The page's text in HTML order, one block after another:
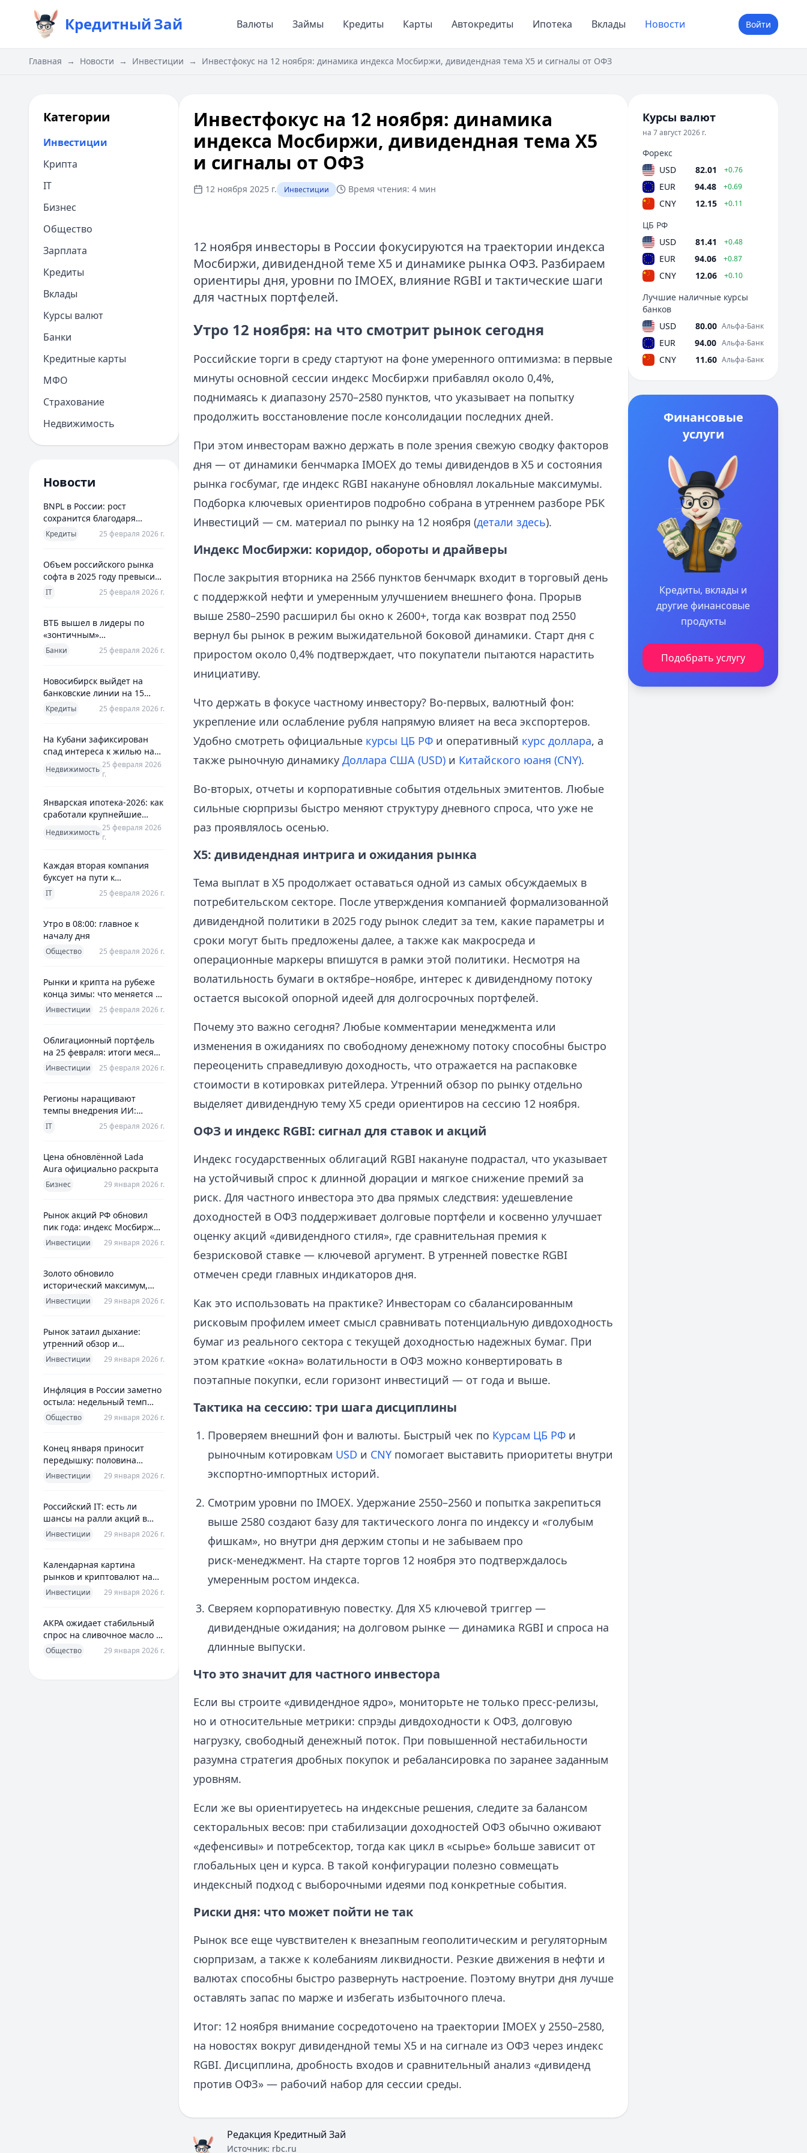
КредитныйЗай Валюты Займы Кредиты Карты Автокредиты Ипотека Вклады Новости Войти
Главная → Новости → Инвестиции → Инвестфокус на 12 ноября: динамика индекса Мосбиржи, дивидендная тема X5 и сигналы от ОФЗ
Категории
Инвестиции
Крипта
IT
Бизнес
Общество
Зарплата
Кредиты
Вклады
Курсы валют
Банки
Кредитные карты
МФО
Страхование
Недвижимость
Новости
BNPL в России: рост
сохранится благодаря
новым сценариям
использования
Кредиты 25 февраля 2026 г.
Объем российского рынка
софта в 2025 году превысил
800 млрд рублей
IT 25 февраля 2026 г.
ВТБ вышел в лидеры по
«зонтичным»
поручительствам для МСП
Банки 25 февраля 2026 г.
Новосибирск выйдет на
банковские линии на 15
млрд рублей для закрытия
дефицита
Кредиты 25 февраля 2026 г.
На Кубани зафиксирован
спад интереса к жилью на
Недвижимость 25 февраля 2026
г.
Январская ипотека-2026: как
сработали крупнейшие
банки и что это значит для
заемщиков
Недвижимость 25 февраля 2026
г.
Каждая вторая компания
буксует на пути к
полноценной ERP
IT 25 февраля 2026 г.
Утро в 08:00: главное к
началу дня
Общество 25 февраля 2026 г.
Рынки и крипта на рубеже
конца зимы: что меняется к
25 февраля 2026
Инвестиции 25 февраля 2026 г.
Облигационный портфель
на 25 февраля: итоги месяца
и планы на март
Инвестиции 25 февраля 2026 г.
Регионы наращивают
темпы внедрения ИИ:
главное из отраслевого
IT 25 февраля 2026 г.
Цена обновлённой Lada
Aura официально раскрыта
Бизнес 29 января 2026 г.
Рынок акций РФ обновил
пик года: индекс Мосбиржи
на новом максимуме 2026-го
Инвестиции 29 января 2026 г.
Золото обновило
исторический максимум,
превысив планку в $5600 за
Инвестиции 29 января 2026 г.
Рынок затаил дыхание:
утренний обзор и
ориентиры для инвесторов
Инвестиции 29 января 2026 г.
Инфляция в России заметно
остыла: недельный темп
упал более чем вдвое
Общество 29 января 2026 г.
Конец января приносит
передышку: половина
годовой цели ЦБ «сделана»
Инвестиции 29 января 2026 г.
Российский IT: есть ли
шансы на ралли акций в
2026 без опоры на ИИ
Инвестиции 29 января 2026 г.
Календарная картина
рынков и криптовалют на
четверг, 29 января 2026
Инвестиции 29 января 2026 г.
АКРА ожидает стабильный
спрос на сливочное масло в
2026 году
Общество 29 января 2026 г.
Инвестфокус на 12 ноября: динамика
индекса Мосбиржи, дивидендная тема X5
и сигналы от ОФЗ
12 ноября 2025 г. Инвестиции Время чтения: 4 мин
12 ноября инвесторы в России фокусируются на траектории индекса
Мосбиржи, дивидендной теме X5 и динамике рынка ОФЗ. Разбираем
ориентиры дня, уровни по IMOEX, влияние RGBI и тактические шаги
для частных портфелей.
Утро 12 ноября: на что смотрит рынок сегодня
Российские торги в среду стартуют на фоне умеренного оптимизма: в первые
минуты основной сессии индекс Мосбиржи прибавлял около 0,4%,
поднимаясь к диапазону 2570–2580 пунктов, что указывает на попытку
продолжить восстановление после консолидации последних дней.
При этом инвесторам важно держать в поле зрения свежую сводку факторов
дня — от динамики бенчмарка IMOEX до темы дивидендов в X5 и состояния
рынка госбумаг, где индекс RGBI накануне обновлял локальные максимумы.
Подборка ключевых ориентиров подробно собрана в утреннем разборе РБК
Инвестиций — см. материал по рынку на 12 ноября (детали здесь).
Индекс Мосбиржи: коридор, обороты и драйверы
После закрытия вторника на 2566 пунктов бенчмарк входит в торговый день
с поддержкой нефти и умеренным улучшением внешнего фона. Прорыв
выше 2580–2590 расширил бы окно к 2600+, тогда как возврат под 2550
вернул бы рынок в режим выжидательной боковой динамики. Старт дня с
приростом около 0,4% подтверждает, что покупатели пытаются нарастить
инициативу.
Что держать в фокусе частному инвестору? Во‑первых, валютный фон:
укрепление или ослабление рубля напрямую влияет на веса экспортеров.
Удобно смотреть официальные курсы ЦБ РФи оперативный курс доллара, а
также рыночную динамику Доллара США (USD)и Китайского юаня (CNY).
Во‑вторых, отчеты и корпоративные события отдельных эмитентов. Любые
сильные сюрпризы быстро меняют структуру дневного спроса, что уже не
раз проявлялось осенью.
X5: дивидендная интрига и ожидания рынка
Тема выплат в X5 продолжает оставаться одной из самых обсуждаемых в
потребительском секторе. После утверждения компанией формализованной
дивидендной политики в 2025 году рынок следит за тем, какие параметры и
сроки могут быть предложены далее, а также как макросреда и
операционные маркеры впишутся в рамки этой политики. Несмотря на
волатильность бумаги в октябре–ноябре, интерес к дивидендному потоку
остается высокой опорной идеей для долгосрочных портфелей.
Почему это важно сегодня? Любые комментарии менеджмента или
изменения в ожиданиях по свободному денежному потоку способны быстро
переоценить справедливую доходность, что отражается на распаковке
стоимости в котировках ритейлера. Утренний обзор по рынку отдельно
выделяет дивидендную тему X5 среди ориентиров на сессию 12 ноября.
ОФЗ и индекс RGBI: сигнал для ставок и акций
Индекс государственных облигаций RGBI накануне подрастал, что указывает
на устойчивый спрос к длинной дюрации и мягкое снижение премий за
риск. Для частного инвестора это два прямых следствия: удешевление
доходностей в ОФЗ поддерживает долговые портфели и косвенно улучшает
оценку акций «дивидендного стиля», где сравнительная премия к
безрисковой ставке — ключевой аргумент. В утренней повестке RGBI
отмечен среди главных индикаторов дня.
Как это использовать на практике? Инвесторам со сбалансированным
рисковым профилем имеет смысл сравнивать потенциальную дивдоходность
бумаг из реального сектора с текущей доходностью надежных бумаг. При
этом краткие «окна» волатильности в ОФЗ можно конвертировать в
поэтапные покупки, если горизонт инвестиций — от года и выше.
Тактика на сессию: три шага дисциплины
Проверяем внешний фон и валюты. Быстрый чек по Курсам ЦБ РФи
рыночным котировкам USD и CNYпомогает выставить приоритеты внутри
экспортно‑импортных историй.
Смотрим уровни по IMOEX. Удержание 2550–2560 и попытка закрепиться
выше 2580 создают базу для тактического лонга по индексу и «голубым
фишкам», но внутри дня держим стопы и не забываем про
риск‑менеджмент. На старте торгов 12 ноября это подтверждалось
умеренным ростом индекса.
Сверяем корпоративную повестку. Для X5 ключевой триггер —
дивидендные ожидания; на долговом рынке — динамика RGBI и спроса на
длинные выпуски.
Что это значит для частного инвестора
Если вы строите «дивидендное ядро», мониторьте не только пресс‑релизы,
но и относительные метрики: спрэды дивдоходности к ОФЗ, долговую
нагрузку, свободный денежный поток. При повышенной нестабильности
разумна стратегия дробных покупок и ребалансировка по заранее заданным
уровням.
Если же вы ориентируетесь на индексные решения, следите за балансом
секторальных весов: при стабилизации доходностей ОФЗ обычно оживают
«дефенсивы» и потребсектор, тогда как цикл в «сырье» больше зависит от
глобальных цен и курса. В такой конфигурации полезно совмещать
индексный подход с выборочными идеями под конкретные события.
Риски дня: что может пойти не так
Рынок все еще чувствителен к внезапным геополитическим и регуляторным
сюрпризам, а также к колебаниям ликвидности. Резкие движения в нефти и
валютах способны быстро развернуть настроение. Поэтому внутри дня лучше
оставлять запас по марже и избегать избыточного плеча.
Итог: 12 ноября внимание сосредоточено на траектории IMOEX у 2550–2580,
на новостях вокруг дивидендной темы X5 и на сигнале из ОФЗ через индекс
RGBI. Дисциплина, дробность входов и сравнительный анализ «дивиденд
против ОФЗ» — рабочий набор для сессии среды.
Редакция Кредитный Зай
Источник: rbc.ru
Курсы валют
на 7 август 2026 г.
Форекс
USD
82.01 +0.76
EUR 94.48 +0.69
CNY 12.15 +0.11
ЦБ РФ
USD
81.41 +0.48
EUR 94.06 +0.87
CNY 12.06 +0.10
Лучшие наличные курсы
банков
USD
80.00 Альфа-Банк
EUR 94.00 Альфа-Банк
CNY 11.60 Альфа-Банк
Финансовые
услуги
Кредиты, вклады и
другие финансовые
продукты
Подобрать услугу